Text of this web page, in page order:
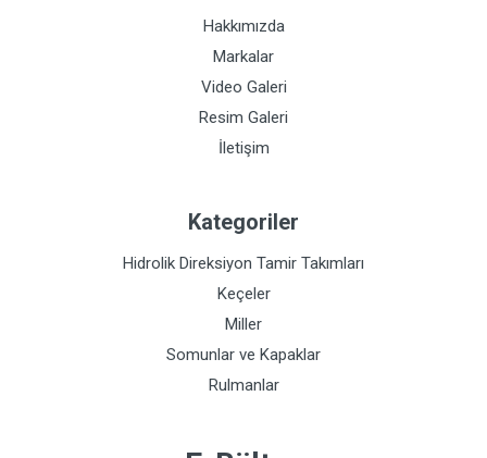
Hakkımızda
Markalar
Video Galeri
Resim Galeri
İletişim
Kategoriler
Hidrolik Direksiyon Tamir Takımları
Keçeler
Miller
Somunlar ve Kapaklar
Rulmanlar